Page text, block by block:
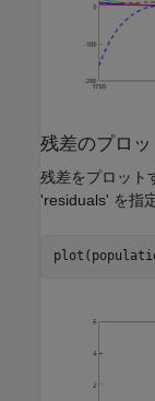
残差のプロ
残差をプロット
'residuals' を指